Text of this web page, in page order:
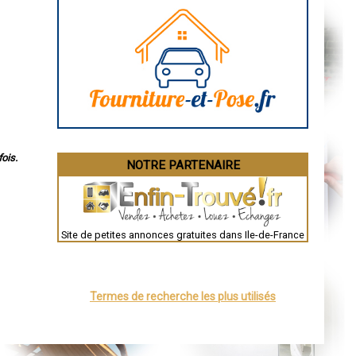
NOTRE PARTENAIRE
Site de petites annonces gratuites dans Ile-de-France
Termes de recherche les plus utilisés